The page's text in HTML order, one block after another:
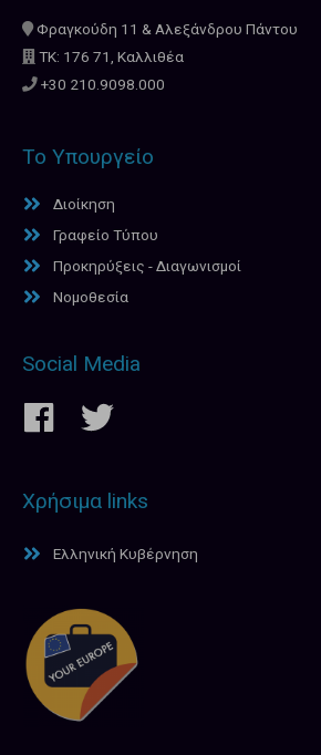
Φραγκούδη 11 & Αλεξάνδρου Πάντου
ΤΚ: 176 71, Καλλιθέα
+30 210.9098.000
Το Υπουργείο
Διοίκηση
Γραφείο Τύπου
Προκηρύξεις - Διαγωνισμοί
Νομοθεσία
Social Media
Χρήσιμα links
Ελληνική Κυβέρνηση